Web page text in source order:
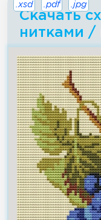
Скачать
нитками /
.xsd .pdf .jpg